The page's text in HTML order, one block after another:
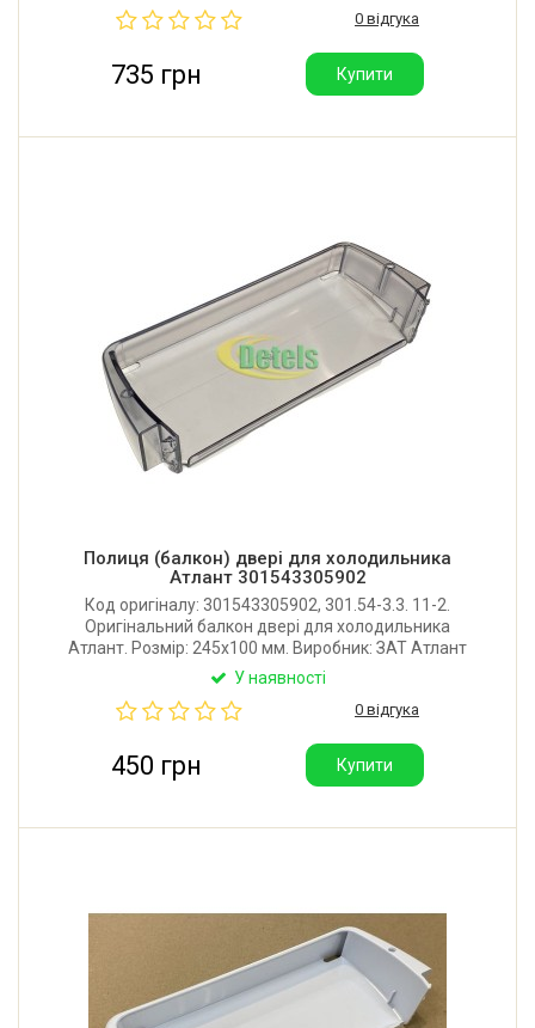
0 відгука
735 грн Купити
Полиця (балкон) двері для холодильника
Атлант 301543305902
Код оригіналу: 301543305902, 301.54-3.3. 11-2.
Оригінальний балкон двері для холодильника
Атлант. Розмір: 245х100 мм. Виробник: ЗАТ Атлант
(Республіка Білорусь)
У наявності
0 відгука
450 грн Купити